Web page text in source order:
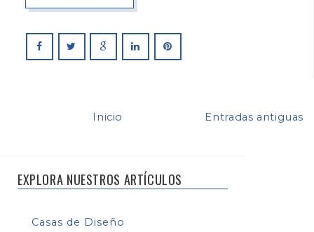
Entradas antiguas
Inicio
EXPLORA NUESTROS ARTÍCULOS
Casas de Diseño